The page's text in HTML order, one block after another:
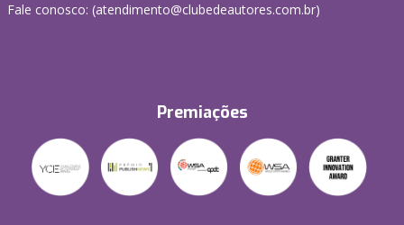
Fale conosco: (atendimento@clubedeautores.com.br)
Premiações